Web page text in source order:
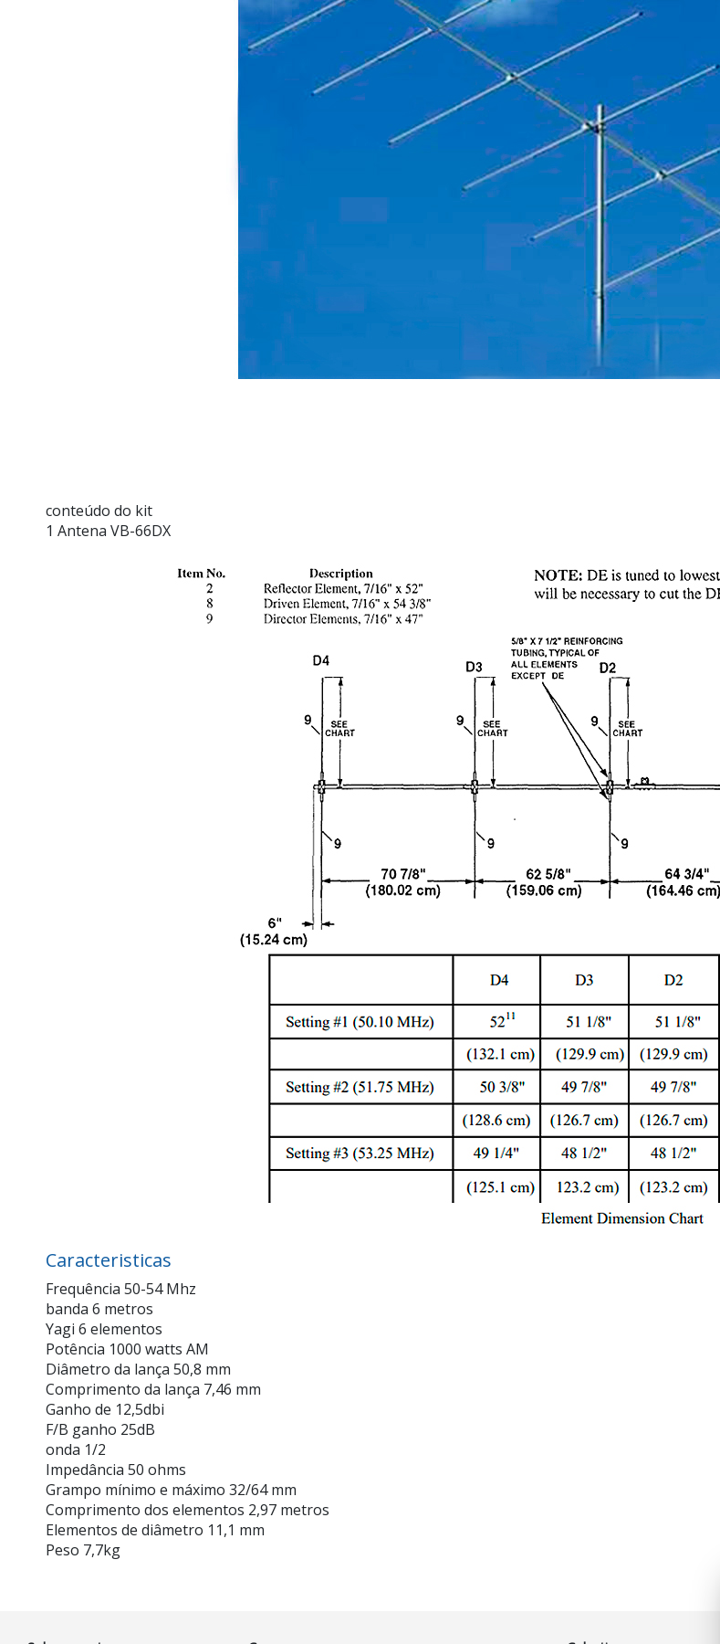
conteúdo do kit
1 Antena VB-66DX
Caracteristicas
Frequência 50-54 Mhz
banda 6 metros
Yagi 6 elementos
Potência 1000 watts AM
Diâmetro da lança 50,8 mm
Comprimento da lança 7,46 mm
Ganho de 12,5dbi
F/B ganho 25dB
onda 1/2
Impedância 50 ohms
Grampo mínimo e máximo 32/64 mm
Comprimento dos elementos 2,97 metros
Elementos de diâmetro 11,1 mm
Peso 7,7kg